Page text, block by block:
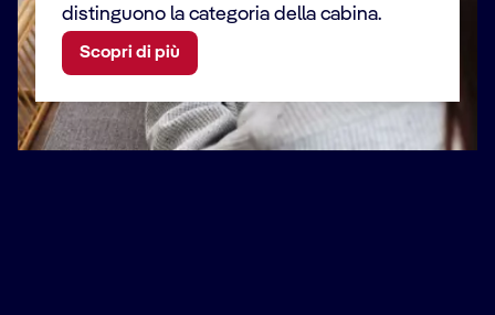
distinguono la categoria della cabina.
Scopri di più